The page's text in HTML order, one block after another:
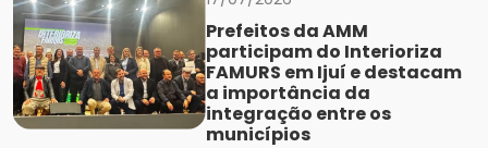
Prefeitos da AMM
participam do Interioriza
FAMURS em Ijuí e destacam
a importância da
integração entre os
municípios